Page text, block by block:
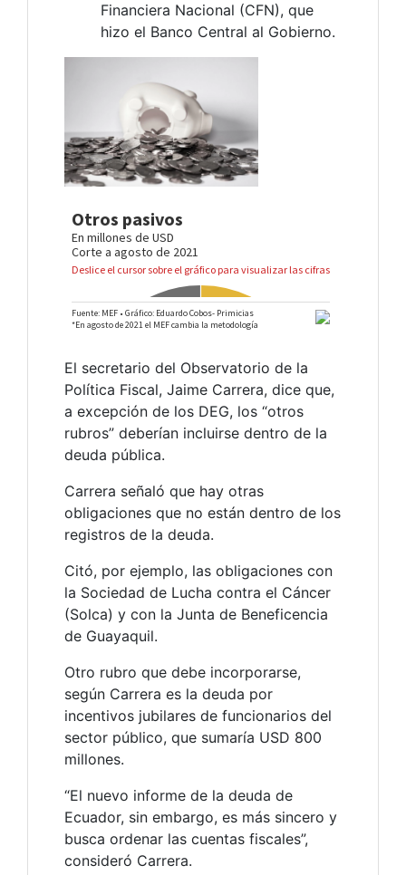
Financiera Nacional (CFN), que
hizo el Banco Central al Gobierno.
El secretario del Observatorio de la
Política Fiscal, Jaime Carrera, dice que,
a excepción de los DEG, los “otros
rubros” deberían incluirse dentro de la
deuda pública.
Carrera señaló que hay otras
obligaciones que no están dentro de los
registros de la deuda.
Citó, por ejemplo, las obligaciones con
la Sociedad de Lucha contra el Cáncer
(Solca) y con la Junta de Beneficencia
de Guayaquil.
Otro rubro que debe incorporarse,
según Carrera es la deuda por
incentivos jubilares de funcionarios del
sector público, que sumaría USD 800
millones.
“El nuevo informe de la deuda de
Ecuador, sin embargo, es más sincero y
busca ordenar las cuentas fiscales”,
consideró Carrera.